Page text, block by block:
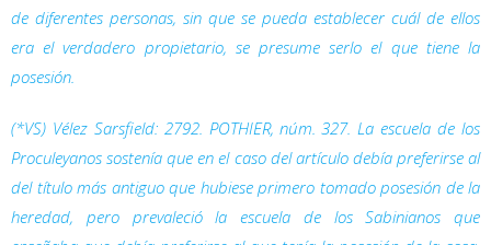
de diferentes personas, sin que se pueda establecer cuál de ellos
era el verdadero propietario, se presume serlo el que tiene la
posesión.
(*VS) Vélez Sarsfield: 2792. POTHIER, núm. 327. La escuela de los
Proculeyanos sostenía que en el caso del artículo debía preferirse al
del título más antiguo que hubiese primero tomado posesión de la
heredad, pero prevaleció la escuela de los Sabinianos que